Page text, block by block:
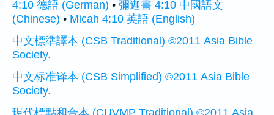
4:10 德語 (German) • 彌迦書 4:10 中國語文
(Chinese) • Micah 4:10 英語 (English)
中文標準譯本 (CSB Traditional) ©2011 Asia Bible
Society.
中文标准译本 (CSB Simplified) ©2011 Asia Bible
Society.